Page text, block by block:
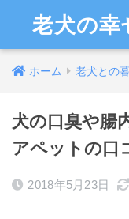
老犬の幸
ホーム 老犬との
犬の口臭や腸
アペットの口
2018年5月23日